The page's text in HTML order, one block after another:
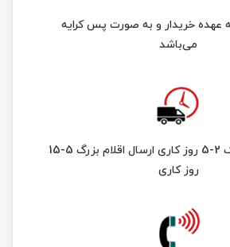
عهده خریدار و به صورت پس کرایه
می‌باشد
ارسال اقلام کوچک 2-5 روز کاری ارسال اقلام بزرگ 5-15
روز کاری